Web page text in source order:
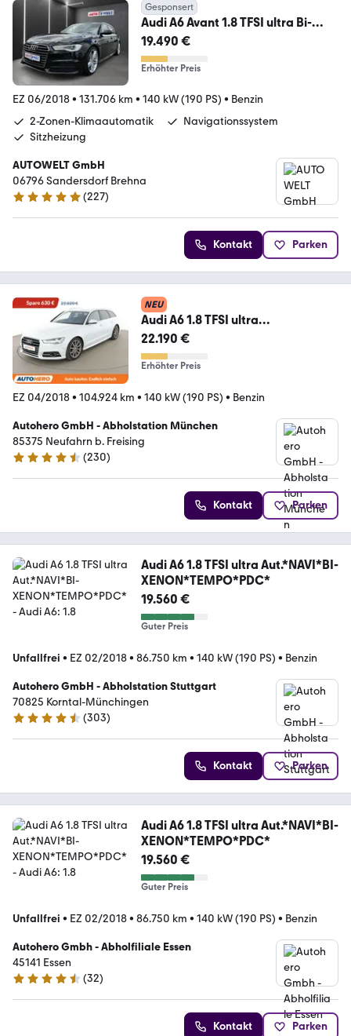
Gesponsert
Audi A6 Avant 1.8 TFSI ultra Bi-
Xenon Navi Tempomat
19.490 €
Erhöhter Preis
EZ 06/2018• 131.706 km • 140 kW (190 PS) • Benzin
2-Zonen-Klimaautomatik
Navigationssystem
Sitzheizung
AUTOWELT GmbH
06796 Sandersdorf Brehna
4.8 Sterne
(227)
Kontakt Parken
NEU
Audi A6 1.8 TFSI ultra
Aut.*NAVI*CAM*ACC*SHZ*
22.190 €
Erhöhter Preis
EZ 04/2018• 104.924 km • 140 kW (190 PS) • Benzin
Autohero GmbH - Abholstation München
85375 Neufahrn b. Freising
4.4 Sterne
(230)
Kontakt Parken
Audi A6 1.8 TFSI ultra Aut.*NAVI*BI-
XENON*TEMPO*PDC*
19.560 €
Guter Preis
Unfallfrei • EZ 02/2018• 86.750 km • 140 kW (190 PS) • Benzin
Autohero GmbH - Abholstation Stuttgart
70825 Korntal-Münchingen
4.4 Sterne
(303)
Kontakt Parken
Audi A6 1.8 TFSI ultra Aut.*NAVI*BI-
XENON*TEMPO*PDC*
19.560 €
Guter Preis
Unfallfrei • EZ 02/2018• 86.750 km • 140 kW (190 PS) • Benzin
Autohero Gmbh - Abholfiliale Essen
45141 Essen
4.7 Sterne
(32)
Kontakt Parken